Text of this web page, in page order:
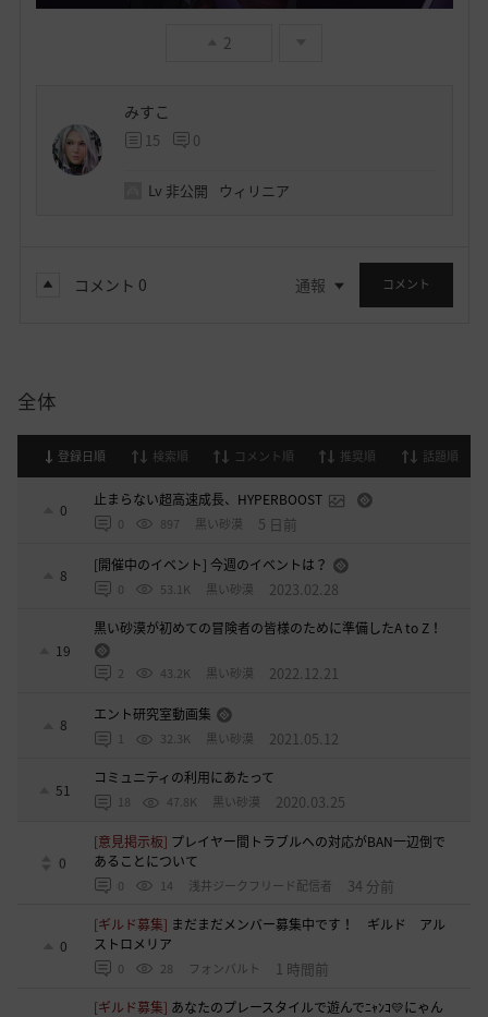
2
みすこ
15 0
Lv 非公開 ウィリニア
コメント 0 通報 コメント
全体
登録日順 検索順 コメント順 推奨順 話題順
0
止まらない超高速成長、HYPERBOOST
0 897 黒い砂漠 5 日前
8
[開催中のイベント] 今週のイベントは？
0 53.1K 黒い砂漠 2023.02.28
19
黒い砂漠が初めての冒険者の皆様のために準備したA to Z！
2 43.2K 黒い砂漠 2022.12.21
8
エント研究室動画集
1 32.3K 黒い砂漠 2021.05.12
51
コミュニティの利用にあたって
18 47.8K 黒い砂漠 2020.03.25
0
[意見掲示板] プレイヤー間トラブルへの対応がBAN一辺倒で
あることについて
0 14 浅井ジークフリード配信者 34 分前
0
[ギルド募集] まだまだメンバー募集中です！ ギルド アル
ストロメリア
0 28 フォンバルト 1 時間前
[ギルド募集] あなたのプレースタイルで遊んでﾆｬﾝｺ💛にゃん